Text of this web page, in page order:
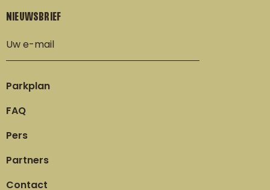
NIEUWSBRIEF
Parkplan
FAQ
Pers
Partners
Contact